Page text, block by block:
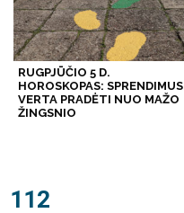
RUGPJŪČIO 5 D.
HOROSKOPAS: SPRENDIMUS
VERTA PRADĖTI NUO MAŽO
ŽINGSNIO
112